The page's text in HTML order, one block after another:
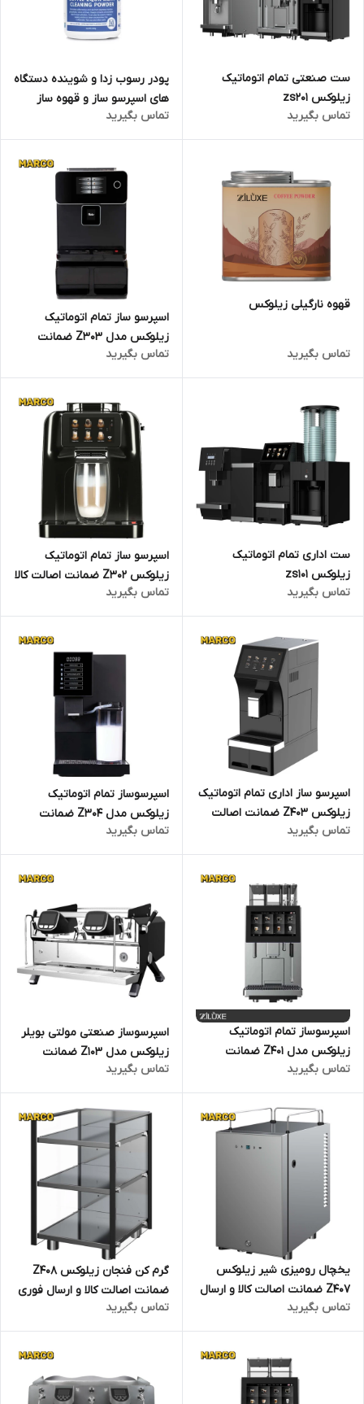
ست صنعتی تمام اتوماتیک
زیلوکس zs201
تماس بگیرید
پودر رسوب زدا و شوینده دستگاه
های اسپرسو ساز و قهوه ساز
تماس بگیرید
قهوه نارگیلی زیلوکس
تماس بگیرید
اسپرسو ساز تمام اتوماتیک
زیلوکس مدل Z303 ضمانت
اصالت کالا و ارسال فوری /
گارانتی 18 ماهه مارکو تجارت
تماس بگیرید
ست اداری تمام اتوماتیک
زیلوکس zs101
تماس بگیرید
اسپرسو ساز تمام اتوماتیک
زیلوکس Z302 ضمانت اصالت کالا
مارکو تجارت
تماس بگیرید
اسپرسو ساز اداری تمام اتوماتیک
زیلوکس Z403 ضمانت اصالت
ماهه مارکو تجارت
تماس بگیرید
اسپرسوساز تمام اتوماتیک
زیلوکس مدل Z304 ضمانت
اصالت کالا و ارسال فوری /
گارانتی 18 ماهه مارکو تجارت
تماس بگیرید
اسپرسوساز تمام اتوماتیک
زیلوکس مدل Z401 ضمانت
اصالت کالا و ارسال فوری /
گارانتی 18 ماهه مارکو تجارت
تماس بگیرید
اسپرسوساز صنعتی مولتی بویلر
زیلوکس مدل Z103 ضمانت
اصالت کالا و ارسال فوری /
گارانتی 18 ماهه مارکو تجارت
تماس بگیرید
یخچال رومیزی شیر زیلوکس
Z407 ضمانت اصالت کالا و ارسال
تجارت
تماس بگیرید
گرم کن فنجان زیلوکس Z408
ضمانت اصالت کالا و ارسال فوری
/ گارانتی 18 ماهه مارکو تجارت
تماس بگیرید